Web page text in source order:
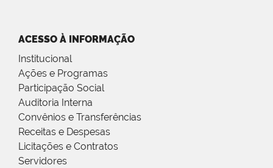
ACESSO À INFORMAÇÃO
Institucional
Ações e Programas
Participação Social
Auditoria Interna
Convênios e Transferências
Receitas e Despesas
Licitações e Contratos
Servidores